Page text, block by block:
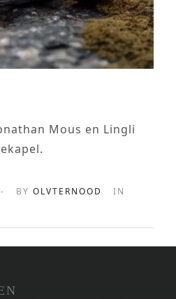
Mous en Lingli
BYOLVTERNOOD IN